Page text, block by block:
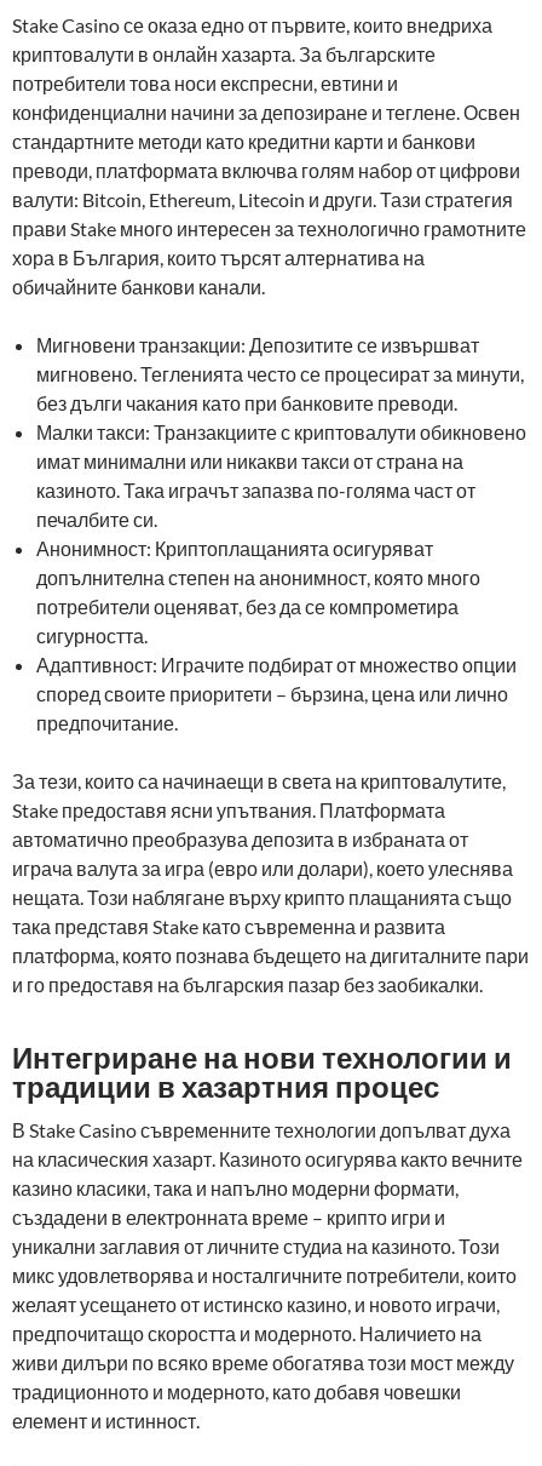
Stake Casino се оказа едно от първите, които внедриха
криптовалути в онлайн хазарта. За българските
потребители това носи експресни, евтини и
конфиденциални начини за депозиране и теглене. Освен
стандартните методи като кредитни карти и банкови
преводи, платформата включва голям набор от цифрови
валути: Bitcoin, Ethereum, Litecoin и други. Тази стратегия
прави Stake много интересен за технологично грамотните
хора в България, които търсят алтернатива на
обичайните банкови канали.
Мигновени транзакции: Депозитите се извършват
мигновено. Тегленията често се процесират за минути,
без дълги чакания като при банковите преводи.
Малки такси: Транзакциите с криптовалути обикновено
имат минимални или никакви такси от страна на
казиното. Така играчът запазва по-голяма част от
печалбите си.
Анонимност: Криптоплащанията осигуряват
допълнителна степен на анонимност, която много
потребители оценяват, без да се компрометира
сигурността.
Адаптивност: Играчите подбират от множество опции
според своите приоритети – бързина, цена или лично
предпочитание.
За тези, които са начинаещи в света на криптовалутите,
Stake предоставя ясни упътвания. Платформата
автоматично преобразува депозита в избраната от
играча валута за игра (евро или долари), което улеснява
нещата. Този наблягане върху крипто плащанията също
така представя Stake като съвременна и развита
платформа, която познава бъдещето на дигиталните пари
и го предоставя на българския пазар без заобикалки.
Интегриране на нови технологии и
традиции в хазартния процес
В Stake Casino съвременните технологии допълват духа
на класическия хазарт. Казиното осигурява както вечните
казино класики, така и напълно модерни формати,
създадени в електронната време – крипто игри и
уникални заглавия от личните студиа на казиното. Този
микс удовлетворява и носталгичните потребители, които
желаят усещането от истинско казино, и новото играчи,
предпочитащо скоростта и модерното. Наличието на
живи дилъри по всяко време обогатява този мост между
традиционното и модерното, като добавя човешки
елемент и истинност.